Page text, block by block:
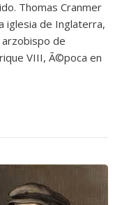
Thomas Cranmer
iglesia de Inglaterra,
arzobispo de
VIII, Ã©poca en